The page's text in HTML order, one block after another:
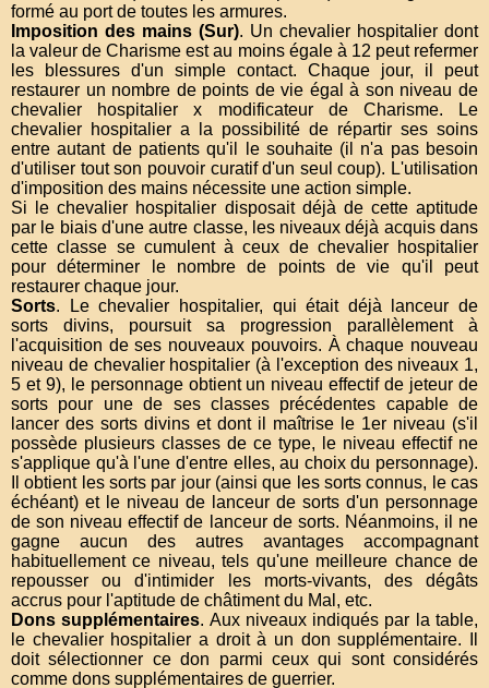
formé au port de toutes les armures.
Imposition des mains (Sur). Un chevalier hospitalier dont
la valeur de Charisme est au moins égale à 12 peut refermer
les blessures d'un simple contact. Chaque jour, il peut
restaurer un nombre de points de vie égal à son niveau de
chevalier hospitalier x modificateur de Charisme. Le
chevalier hospitalier a la possibilité de répartir ses soins
entre autant de patients qu'il le souhaite (il n'a pas besoin
d'utiliser tout son pouvoir curatif d'un seul coup). L'utilisation
d'imposition des mains nécessite une action simple.
Si le chevalier hospitalier disposait déjà de cette aptitude
par le biais d'une autre classe, les niveaux déjà acquis dans
cette classe se cumulent à ceux de chevalier hospitalier
pour déterminer le nombre de points de vie qu'il peut
restaurer chaque jour.
Sorts. Le chevalier hospitalier, qui était déjà lanceur de
sorts divins, poursuit sa progression parallèlement à
l'acquisition de ses nouveaux pouvoirs. À chaque nouveau
niveau de chevalier hospitalier (à l'exception des niveaux 1,
5 et 9), le personnage obtient un niveau effectif de jeteur de
sorts pour une de ses classes précédentes capable de
lancer des sorts divins et dont il maîtrise le 1er niveau (s'il
possède plusieurs classes de ce type, le niveau effectif ne
s'applique qu'à l'une d'entre elles, au choix du personnage).
Il obtient les sorts par jour (ainsi que les sorts connus, le cas
échéant) et le niveau de lanceur de sorts d'un personnage
de son niveau effectif de lanceur de sorts. Néanmoins, il ne
gagne aucun des autres avantages accompagnant
habituellement ce niveau, tels qu'une meilleure chance de
repousser ou d'intimider les morts-vivants, des dégâts
accrus pour l'aptitude de châtiment du Mal, etc.
Dons supplémentaires. Aux niveaux indiqués par la table,
le chevalier hospitalier a droit à un don supplémentaire. Il
doit sélectionner ce don parmi ceux qui sont considérés
comme dons supplémentaires de guerrier.